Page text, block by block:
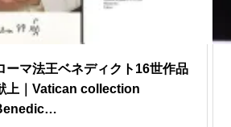
ーマ法王ベネディクト16世作品
上｜Vatican collection